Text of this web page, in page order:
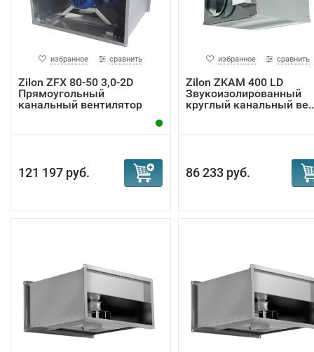
избранное сравнить
Zilon ZFX 80-50 3,0-2D
Прямоугольный
канальный вентилятор
121 197 руб.
избранное сравнить
Zilon ZKAM 400 LD
Звукоизолированный
круглый канальный
86 233 руб.